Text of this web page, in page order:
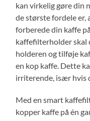
kan virkelig gøre din
de største fordele er,
forberede din kaffe
kaffefilterholder skal
holderen og tilføje
en kop kaffe. Dette
irriterende, især hvis
Med en smart
kopper kaffe på én